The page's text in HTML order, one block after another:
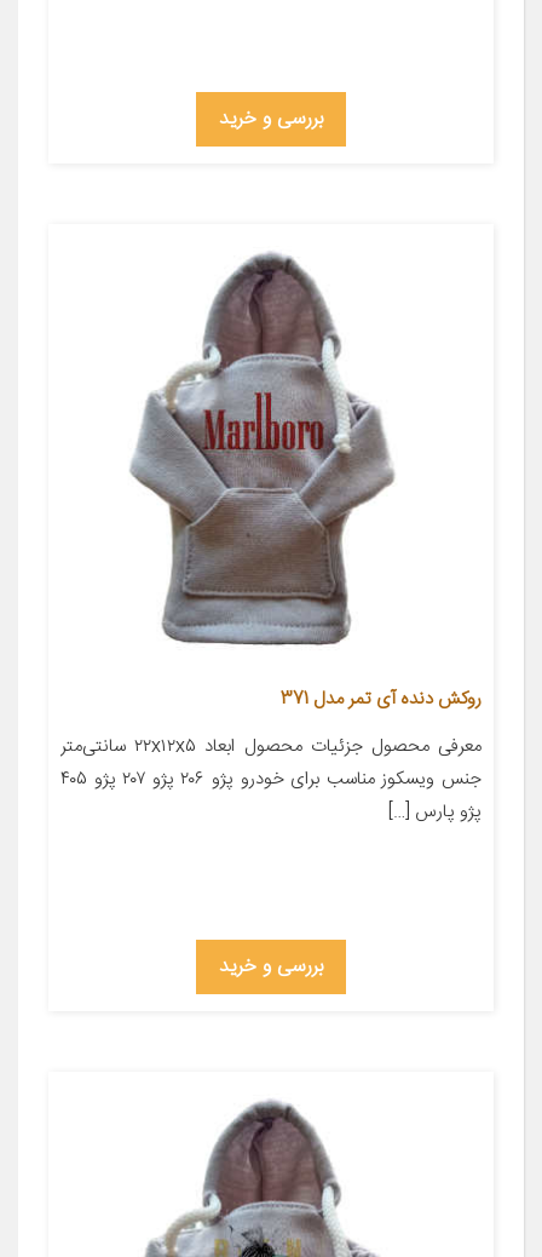
بررسی و خرید
روکش دنده آی تمر مدل 371
معرفی محصول جزئیات محصول ابعاد ۲۲x۱۲x۵ سانتی‌متر
جنس ویسکوز مناسب برای خودرو پژو ۲۰۶ پژو ۲۰۷ پژو ۴۰۵
پژو پارس […]
بررسی و خرید